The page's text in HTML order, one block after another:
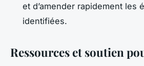
et d’amender rapidement les
identifiées.
Ressources et soutien